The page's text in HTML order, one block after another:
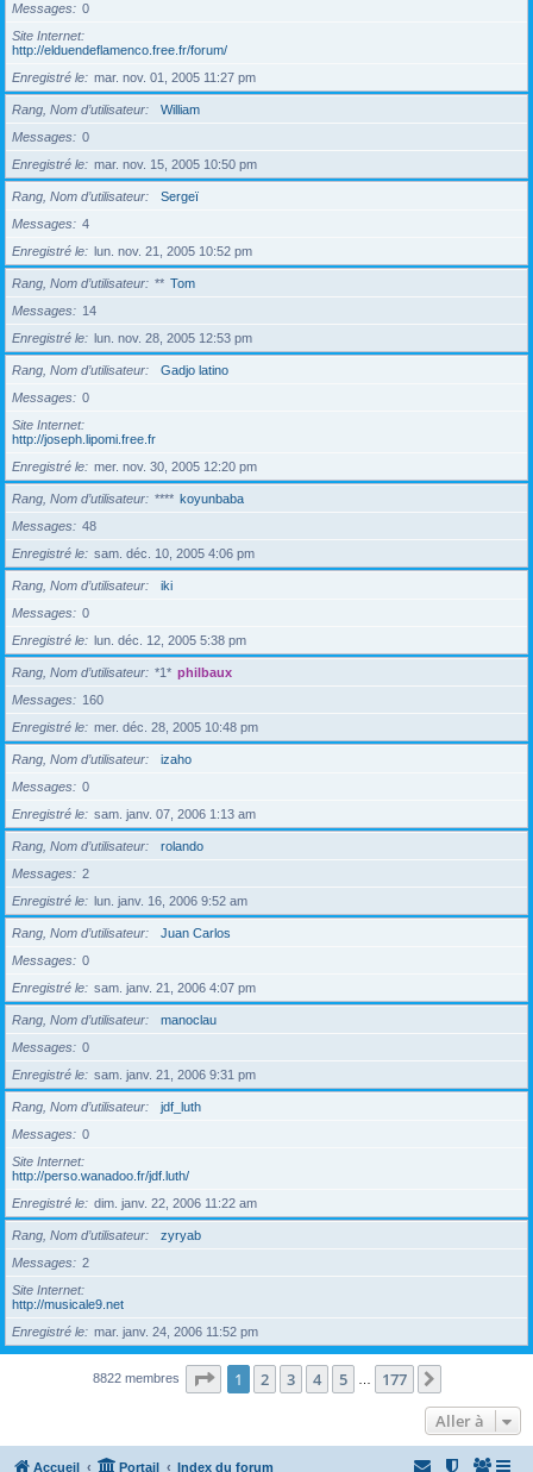
Messages
0
Site Internet
http://elduendeflamenco.free.fr/forum/
Enregistré le
mar. nov. 01, 2005 11:27 pm
Rang, Nom d’utilisateur
William
Messages
0
Enregistré le
mar. nov. 15, 2005 10:50 pm
Rang, Nom d’utilisateur
Sergeï
Messages
4
Enregistré le
lun. nov. 21, 2005 10:52 pm
Rang, Nom d’utilisateur ** Tom
Messages
14
Enregistré le
lun. nov. 28, 2005 12:53 pm
Rang, Nom d’utilisateur
Gadjo latino
Messages
0
Site Internet
http://joseph.lipomi.free.fr
Enregistré le
mer. nov. 30, 2005 12:20 pm
Rang, Nom d’utilisateur **** koyunbaba
Messages
48
Enregistré le
sam. déc. 10, 2005 4:06 pm
Rang, Nom d’utilisateur
iki
Messages
0
Enregistré le
lun. déc. 12, 2005 5:38 pm
Rang, Nom d’utilisateur *1* philbaux
Messages
160
Enregistré le
mer. déc. 28, 2005 10:48 pm
Rang, Nom d’utilisateur
izaho
Messages
0
Enregistré le
sam. janv. 07, 2006 1:13 am
Rang, Nom d’utilisateur
rolando
Messages
2
Enregistré le
lun. janv. 16, 2006 9:52 am
Rang, Nom d’utilisateur
Juan Carlos
Messages
0
Enregistré le
sam. janv. 21, 2006 4:07 pm
Rang, Nom d’utilisateur
manoclau
Messages
0
Enregistré le
sam. janv. 21, 2006 9:31 pm
Rang, Nom d’utilisateur
jdf_luth
Messages
0
Site Internet
http://perso.wanadoo.fr/jdf.luth/
Enregistré le
dim. janv. 22, 2006 11:22 am
Rang, Nom d’utilisateur
zyryab
Messages
2
Site Internet
http://musicale9.net
Enregistré le
mar. janv. 24, 2006 11:52 pm
8822 membres Page 1sur177
1 2 3 4 5 177
Aller à
Accueil Portail Index du forum